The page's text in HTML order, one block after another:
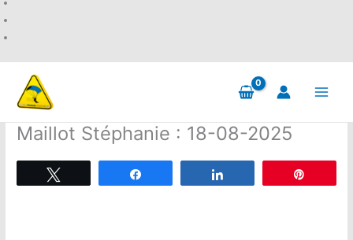
contenu
Maillot Stéphanie : 18-08-2025